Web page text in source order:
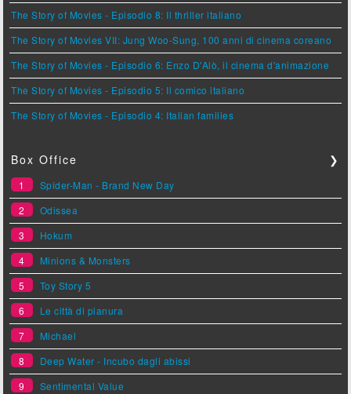
The Story of Movies - Episodio 8: Il thriller italiano
The Story of Movies VII: Jung Woo-Sung, 100 anni di cinema coreano
The Story of Movies - Episodio 6: Enzo D'Alò, il cinema d'animazione
The Story of Movies - Episodio 5: Il comico italiano
The Story of Movies - Episodio 4: Italian families
Box Office ❯
1
Spider-Man - Brand New Day
2
Odissea
3
Hokum
4
Minions & Monsters
5
Toy Story 5
6
Le città di pianura
7
Michael
8
Deep Water - Incubo dagli abissi
9
Sentimental Value